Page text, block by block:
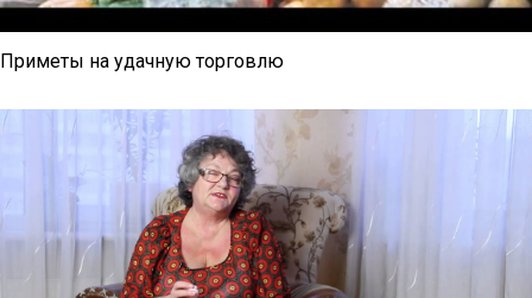
Приметы на удачную торговлю